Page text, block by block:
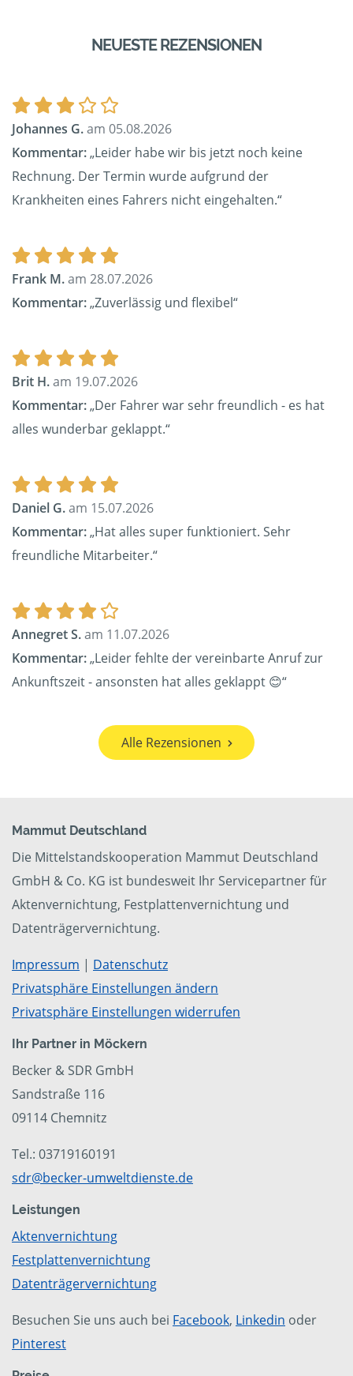
NEUESTE REZENSIONEN
Johannes G.am 05.08.2026
Kommentar:„Leider habe wir bis jetzt noch keine
Rechnung. Der Termin wurde aufgrund der
Krankheiten eines Fahrers nicht eingehalten.“
Frank M.am 28.07.2026
Kommentar:„Zuverlässig und flexibel“
Brit H.am 19.07.2026
Kommentar:„Der Fahrer war sehr freundlich - es hat
alles wunderbar geklappt.“
Daniel G.am 15.07.2026
Kommentar:„Hat alles super funktioniert. Sehr
freundliche Mitarbeiter.“
Annegret S.am 11.07.2026
Kommentar:„Leider fehlte der vereinbarte Anruf zur
Ankunftszeit - ansonsten hat alles geklappt 😊“
Alle Rezensionen
Mammut Deutschland
Die Mittelstandskooperation Mammut Deutschland
GmbH & Co. KG ist bundesweit Ihr Servicepartner für
Aktenvernichtung, Festplattenvernichtung und
Datenträgervernichtung.
Impressum | Datenschutz
Privatsphäre Einstellungen ändern
Privatsphäre Einstellungen widerrufen
Ihr Partner in Möckern
Becker & SDR GmbH
Sandstraße 116
09114 Chemnitz
Tel.: 03719160191
sdr@becker-umweltdienste.de
Leistungen
Aktenvernichtung
Festplattenvernichtung
Datenträgervernichtung
Besuchen Sie uns auch bei Facebook, Linkedin oder
Pinterest